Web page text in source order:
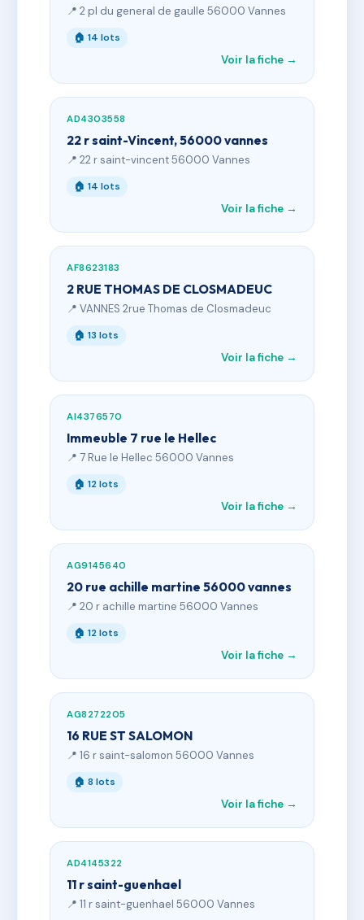
📍 2 pl du general de gaulle 56000 Vannes
🏠 14 lots
Voir la fiche →
AD4303558
22 r saint-Vincent, 56000 vannes
📍 22 r saint-vincent 56000 Vannes
🏠 14 lots
Voir la fiche →
AF8623183
2 RUE THOMAS DE CLOSMADEUC
📍 VANNES 2rue Thomas de Closmadeuc
🏠 13 lots
Voir la fiche →
AI4376570
Immeuble 7 rue le Hellec
📍 7 Rue le Hellec 56000 Vannes
🏠 12 lots
Voir la fiche →
AG9145640
20 rue achille martine 56000 vannes
📍 20 r achille martine 56000 Vannes
🏠 12 lots
Voir la fiche →
AG8272205
16 RUE ST SALOMON
📍 16 r saint-salomon 56000 Vannes
🏠 8 lots
Voir la fiche →
AD4145322
11 r saint-guenhael
📍 11 r saint-guenhael 56000 Vannes